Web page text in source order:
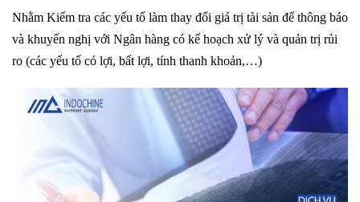
Nhằm Kiểm tra các yếu tố làm thay đổi giá trị tài sản để thông báo
và khuyến nghị với Ngân hàng có kế hoạch xử lý và quản trị rủi
ro (các yếu tố có lợi, bất lợi, tính thanh khoản,…)